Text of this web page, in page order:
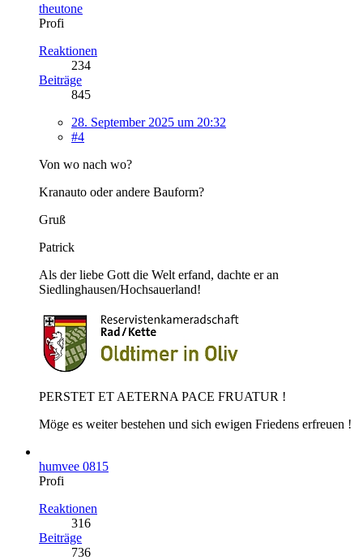
theutone
Profi
Reaktionen
234
Beiträge
845
28. September 2025 um 20:32
#4
Von wo nach wo?
Kranauto oder andere Bauform?
Gruß
Patrick
Als der liebe Gott die Welt erfand, dachte er an
Siedlinghausen/Hochsauerland!
PERSTET ET AETERNA PACE FRUATUR !
Möge es weiter bestehen und sich ewigen Friedens erfreuen !
humvee 0815
Profi
Reaktionen
316
Beiträge
736